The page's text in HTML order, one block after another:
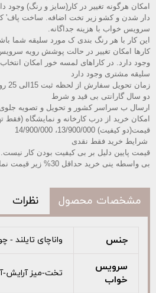
امکان هرگونه تغییر در کار(سایز و رنگ) وجود
دار شدن و کشو زیر تخت اضافه. ساخت پاف'
سرویس خواب با هزینه جداگانه
این کار با هر رنگ بندی ک مورد سلیقه شما
کارها امکان تغییر در حالت پوشش رویه
وجود دارد. در کاراهای لمسه خور امکان
سلیقه مشتری وجود دارد
زمان تحویل سفارش از لحظه ثبت 15الی 25 روز کاری میباشد
دو سال گارانتی بی قید و شرط
ارسال ب سراسر کشور و تحویل و تصویه
امکان خرید از درب کارخانه و نمایشگاه (فقط
قیمت(دو کیفیت) 13/900/000، 14/900/000
️شرایط خرید فقط نقدی
قیمت پایین دلیل بر بی کیفیت بودن کار نیست.
بی واسطه ینی خرید حداقل 30% زیر قیمت نمایشگاه
مشخصات محصول نظرات
جنس واناچای تایلند
سرویس
خواب
تخت-میز آرایش-